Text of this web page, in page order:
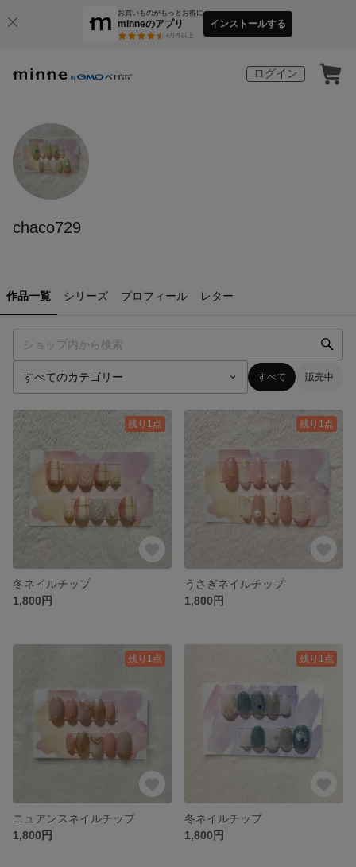
お買いものがもっとお得に
minneのアプリ
3万件以上
インストールする
ログイン
chaco729
作品一覧 シリーズ プロフィール レター
すべて 販売中
残り1点
冬ネイルチップ
1,800円
残り1点
うさぎネイルチップ
1,800円
残り1点
ニュアンスネイルチップ
1,800円
残り1点
冬ネイルチップ
1,800円